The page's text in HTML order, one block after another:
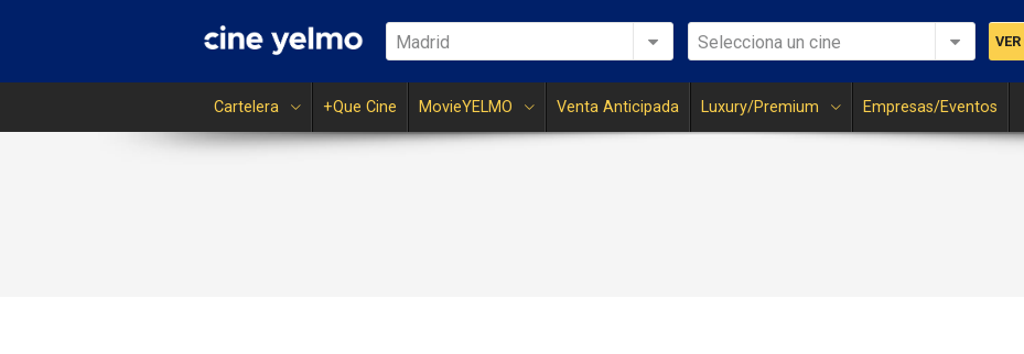
Madrid Selecciona un cine
Cartelera +Que Cine MovieYELMO Venta Anticipada Luxury/Premium Empresas/Eventos